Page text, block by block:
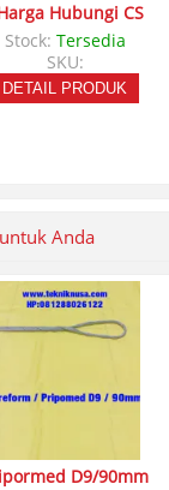
Hubungi CS
Stock: Tersedia
SKU:
DETAIL PRODUK
Anda
D9/90mm